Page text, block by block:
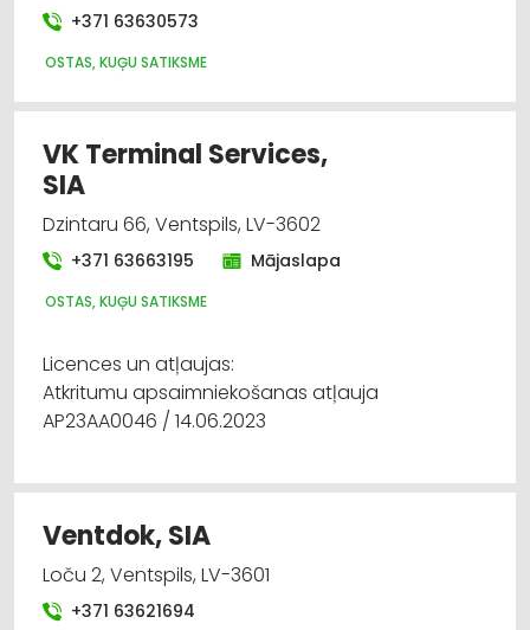
+371 63630573
OSTAS, KUĢU SATIKSME
VK Terminal Services,
SIA
Dzintaru 66, Ventspils, LV-3602
+371 63663195 Mājaslapa
OSTAS, KUĢU SATIKSME
Licences un atļaujas:
Atkritumu apsaimniekošanas atļauja
AP23AA0046 / 14.06.2023
Ventdok, SIA
Loču 2, Ventspils, LV-3601
+371 63621694